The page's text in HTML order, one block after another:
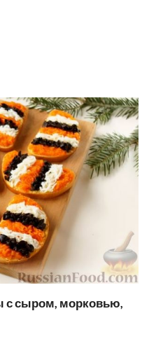
с сыром, морковью,